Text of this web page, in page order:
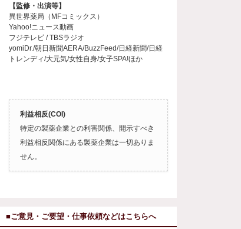
【監修・出演等】
異世界薬局（MFコミックス）
Yahoo!ニュース動画
フジテレビ / TBSラジオ
yomiDr./朝日新聞AERA/BuzzFeed/日経新聞/日経
トレンディ/大元気/女性自身/女子SPA!ほか
利益相反(COI)
特定の製薬企業との利害関係、開示すべき
利益相反関係にある製薬企業は一切ありま
せん。
■ご意見・ご要望・仕事依頼などはこちらへ